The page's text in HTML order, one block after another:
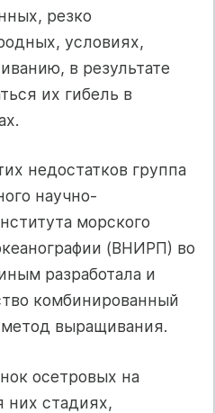
резко
условиях,
в результате
их гибель в
недостатков группа
научно-
морского
(ВНИРП) во
разработала и
комбинированный
выращивания.
осетровых на
них стадиях,